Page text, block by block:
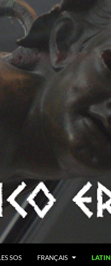
SOS FRANÇAIS LATIN